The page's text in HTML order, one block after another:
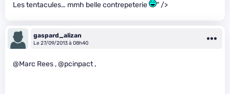
Les tentacules… mmh belle contrepeterie " />
gaspard_alizan
Le 27/09/2013 à 08h40
@Marc Rees , @pcinpact ,